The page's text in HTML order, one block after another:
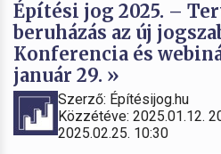
Építési jog 2025. –
beruházás az új
Konferencia és
január 29. »
Szerző: Építésijog.hu
Közzétéve: 2025.01.12.
2025.02.25. 10:30